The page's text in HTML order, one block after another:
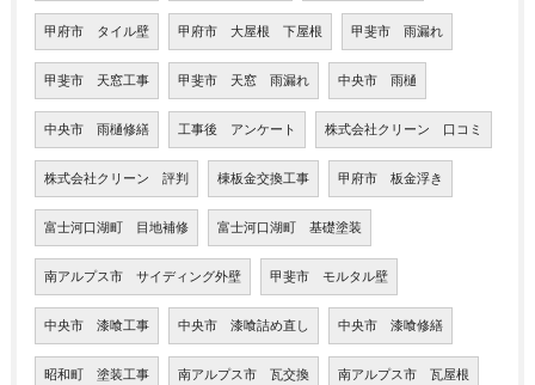
甲府市 タイル壁 甲府市 大屋根 下屋根 甲斐市 雨漏れ
甲斐市 天窓工事 甲斐市 天窓 雨漏れ 中央市 雨樋
中央市 雨樋修繕 工事後 アンケート 株式会社クリーン 口コミ
株式会社クリーン 評判 棟板金交換工事 甲府市 板金浮き
富士河口湖町 目地補修 富士河口湖町 基礎塗装
南アルプス市 サイディング外壁 甲斐市 モルタル壁
中央市 漆喰工事 中央市 漆喰詰め直し 中央市 漆喰修繕
昭和町 塗装工事 南アルプス市 瓦交換 南アルプス市 瓦屋根